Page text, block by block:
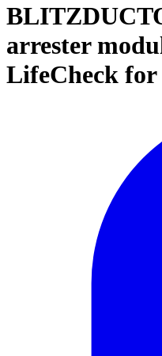
arrester
LifeCheck for